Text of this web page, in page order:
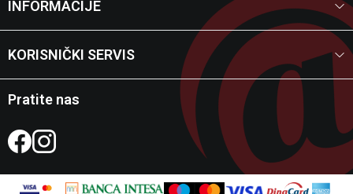
INFORMACIJE
KORISNIČKI SERVIS
Pratite nas